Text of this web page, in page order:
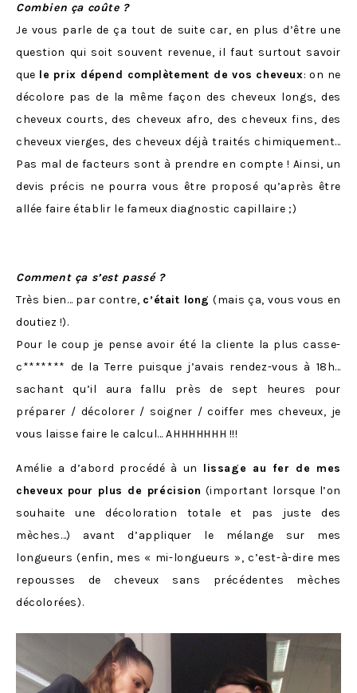
Combien ça coûte ?
Je vous parle de ça tout de suite car, en plus d’être une
question qui soit souvent revenue, il faut surtout savoir
que le prix dépend complètement de vos cheveux: on ne
décolore pas de la même façon des cheveux longs, des
cheveux courts, des cheveux afro, des cheveux fins, des
cheveux vierges, des cheveux déjà traités chimiquement…
Pas mal de facteurs sont à prendre en compte ! Ainsi, un
devis précis ne pourra vous être proposé qu’après être
allée faire établir le fameux diagnostic capillaire ;)
Comment ça s’est passé ?
Très bien… par contre, c’était long (mais ça, vous vous en
doutiez !).
Pour le coup je pense avoir été la cliente la plus casse-
c******* de la Terre puisque j’avais rendez-vous à 18h…
sachant qu’il aura fallu près de sept heures pour
préparer / décolorer / soigner / coiffer mes cheveux, je
vous laisse faire le calcul… AHHHHHHH !!!
Amélie a d’abord procédé à un lissage au fer de mes
cheveux pour plus de précision (important lorsque l’on
souhaite une décoloration totale et pas juste des
mèches…) avant d’appliquer le mélange sur mes
longueurs (enfin, mes « mi-longueurs », c’est-à-dire mes
repousses de cheveux sans précédentes mèches
décolorées).